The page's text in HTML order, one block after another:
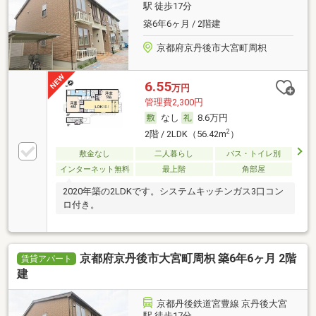
駅 徒歩17分
築6年6ヶ月 / 2階建
京都府京丹後市大宮町周枳
6.55万円
管理費2,300円
なし
8.6万円
2階 / 2LDK（56.42m2）
敷金なし 二人暮らし
バス・トイレ別
インターネット無料
最上階 角部屋
2020年築の2LDKです。システムキッチンガス3口コン
ロ付き。
賃貸アパート
京都府京丹後市大宮町周枳 築6年6ヶ月 2階
建
京都丹後鉄道宮豊線 京丹後大宮